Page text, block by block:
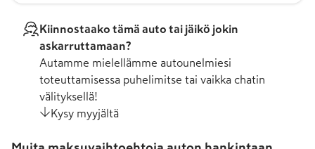
Kiinnostaako tämä auto tai jäikö jokin
askarruttamaan?
Autamme mielellämme autounelmiesi
toteuttamisessa puhelimitse tai vaikka chatin
välityksellä!
Kysy myyjältä